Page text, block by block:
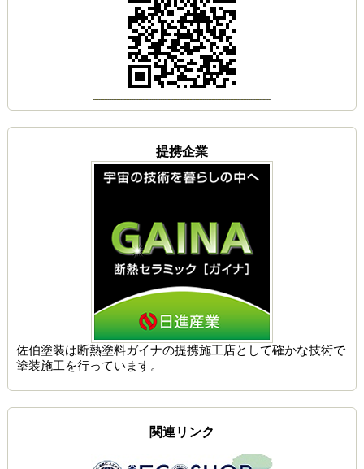
提携企業
佐伯塗装は断熱塗料ガイナの提携施工店として確かな技術で
塗装施工を行っています。
関連リンク